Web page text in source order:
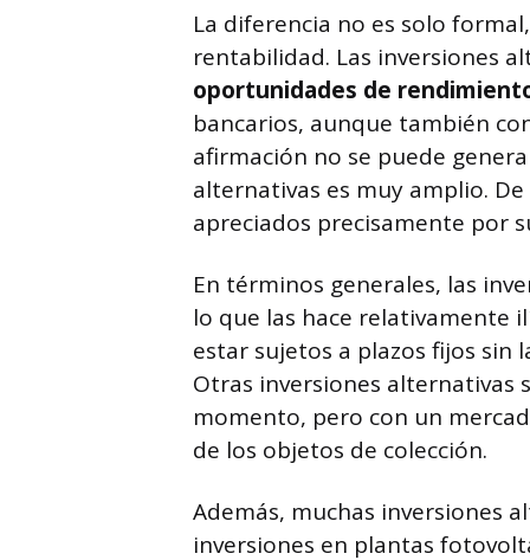
La diferencia no es solo
rentabilidad. Las inversiones
oportunidades de
bancarios, aunque también
afirmación no se puede
alternativas es muy amplio.
apreciados precisamente por
En términos generales, las
lo que las hace relativamente
estar sujetos a plazos fijos sin
Otras inversiones alternativas
momento, pero con un
de los objetos de colección.
Además, muchas inversiones
inversiones en plantas